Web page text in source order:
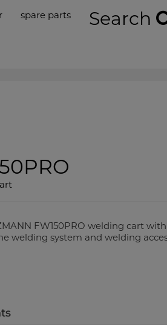
spare parts Search
FW150PRO welding cart
welding system and welding